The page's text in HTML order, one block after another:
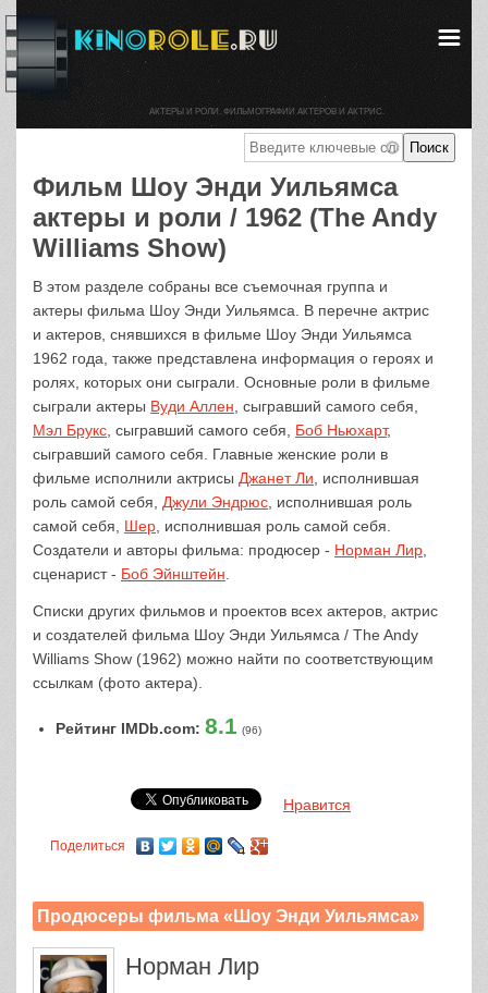
Фильм Шоу Энди Уильямса
актеры и роли / 1962 (The Andy
Williams Show)
В этом разделе собраны все съемочная группа и
актеры фильма Шоу Энди Уильямса. В перечне актрис
и актеров, снявшихся в фильме Шоу Энди Уильямса
1962 года, также представлена информация о героях и
ролях, которых они сыграли. Основные роли в фильме
сыграли актеры Вуди Аллен , сыгравший самого себя,
Мэл Брукс , сыгравший самого себя, Боб Ньюхарт,
сыгравший самого себя. Главные женские роли в
фильме исполнили актрисы Джанет Ли , исполнившая
роль самой себя, Джули Эндрюс , исполнившая роль
самой себя, Шер , исполнившая роль самой себя.
Создатели и авторы фильма: продюсер - Норман Лир
сценарист - Боб Эйнштейн
Списки других фильмов и проектов всех актеров, актрис
и создателей фильма Шоу Энди Уильямса / The Andy
Williams Show (1962) можно найти по соответствующим
ссылкам (фото актера).
Рейтинг IMDb.com: 8.1 (96)
Нравится
Поделиться
Продюсеры фильма «Шоу Энди Уильямса»
Норман Лир
АКТЕРЫ И РОЛИ. ФИЛЬМОГРАФИИ АКТЕРОВ И АКТРИС.